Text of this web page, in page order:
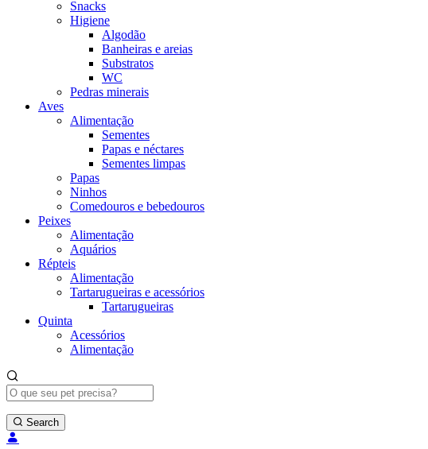
Snacks
Higiene
Algodão
Banheiras e areias
Substratos
WC
Pedras minerais
Aves
Alimentação
Sementes
Papas e néctares
Sementes limpas
Papas
Ninhos
Comedouros e bebedouros
Peixes
Alimentação
Aquários
Répteis
Alimentação
Tartarugueiras e acessórios
Tartarugueiras
Quinta
Acessórios
Alimentação
Search